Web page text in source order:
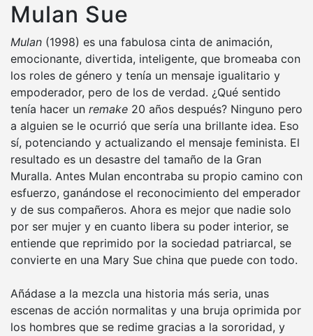
Mulan Sue
Mulan (1998) es una fabulosa cinta de animación,
emocionante, divertida, inteligente, que bromeaba con
los roles de género y tenía un mensaje igualitario y
empoderador, pero de los de verdad. ¿Qué sentido
tenía hacer un remake 20 años después? Ninguno pero
a alguien se le ocurrió que sería una brillante idea. Eso
sí, potenciando y actualizando el mensaje feminista. El
resultado es un desastre del tamaño de la Gran
Muralla. Antes Mulan encontraba su propio camino con
esfuerzo, ganándose el reconocimiento del emperador
y de sus compañeros. Ahora es mejor que nadie solo
por ser mujer y en cuanto libera su poder interior, se
entiende que reprimido por la sociedad patriarcal, se
convierte en una Mary Sue china que puede con todo.
Añádase a la mezcla una historia más seria, unas
escenas de acción normalitas y una bruja oprimida por
los hombres que se redime gracias a la sororidad, y